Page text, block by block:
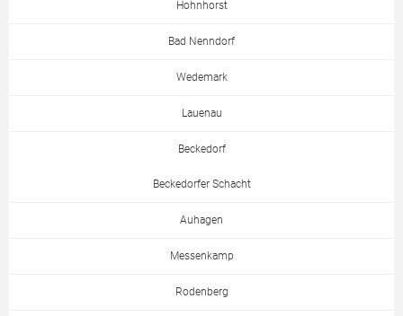
Hohnhorst
Bad Nenndorf
Wedemark
Lauenau
Beckedorf
Beckedorfer Schacht
Auhagen
Messenkamp
Rodenberg